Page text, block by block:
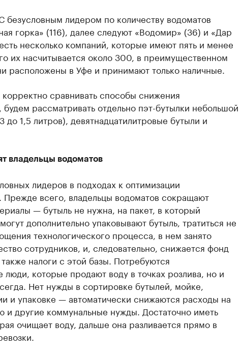
лидером по количеству водоматов
горка» (116), далее следуют «Водомир» (36) и «Дар
несколько компаний, которые имеют пять и менее
их насчитывается около 300, в преимущественном
расположены в Уфе и принимают только наличные.
корректно сравнивать способы снижения
рассматривать отдельно пэт-бутылки небольшой
до 1,5 литров), девятнадцатилитровые бутыли и
владельцы водоматов
лидеров в подходах к оптимизации
Прежде всего, владельцы водоматов сокращают
— бутыль не нужна, на пакет, в который
дополнительно упаковывают бутыль, тратиться не
технологического процесса, в нем занято
сотрудников, и, следовательно, снижается фонд
налоги с этой базы. Потребуются
люди, которые продают воду в точках розлива, но и
Нет нужды в сортировке бутылей, мойке,
и упаковке — автоматически снижаются расходы на
и другие коммунальные нужды. Достаточно иметь
очищает воду, дальше она разливается прямо в